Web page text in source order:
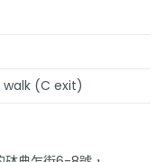
(C exit)